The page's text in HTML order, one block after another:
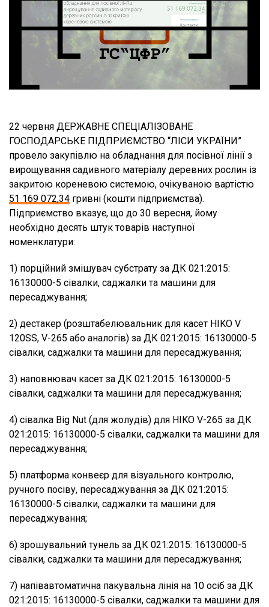
22 червня ДЕРЖАВНЕ СПЕЦІАЛІЗОВАНЕ
ГОСПОДАРСЬКЕ ПІДПРИЄМСТВО “ЛІСИ УКРАЇНИ”
провело закупівлю на обладнання для посівної лінії з
вирощування садивного матеріалу деревних рослин із
закритою кореневою системою, очікуваною вартістю
51 169 072,34 гривні (кошти підприємства).
Підприємство вказує, що до 30 вересня, йому
необхідно десять штук товарів наступної
номенклатури:
1) порційний змішувач субстрату за ДК 021:2015:
16130000-5 сівалки, саджалки та машини для
пересаджування;
2) дестакер (розштабелювальник для касет HIKO V
120SS, V-265 або аналогів) за ДК 021:2015: 16130000-5
сівалки, саджалки та машини для пересаджування;
3) наповнювач касет за ДК 021:2015: 16130000-5
сівалки, саджалки та машини для пересаджування;
4) сівалка Big Nut (для жолудів) для HIKO V-265 за ДК
021:2015: 16130000-5 сівалки, саджалки та машини для
пересаджування;
5) платформа конвеєр для візуального контролю,
ручного посіву, пересаджування за ДК 021:2015:
16130000-5 сівалки, саджалки та машини для
пересаджування;
6) зрошувальний тунель за ДК 021:2015: 16130000-5
сівалки, саджалки та машини для пересаджування;
7) напівавтоматична пакувальна лінія на 10 осіб за ДК
021:2015: 16130000-5 сівалки, саджалки та машини для